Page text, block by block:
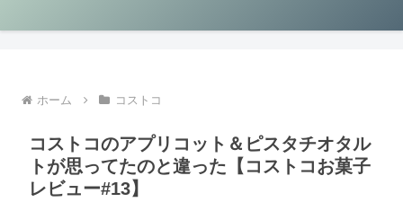
ホーム コストコ
コストコのアプリコット＆ピスタチオタル
トが思ってたのと違った【コストコお菓子
レビュー#13】